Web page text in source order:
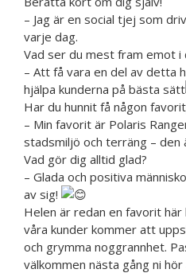
– Jag är en social tjej som
varje dag.
Vad ser du mest fram emot i
– Att få vara en del av detta
hjälpa kunderna på bästa sätt
Har du hunnit få någon
– Min favorit är Polaris
stadsmiljö och terräng – den
Vad gör dig alltid glad?
– Glada och positiva
av sig!
Helen är redan en favorit
våra kunder kommer att
och grymma noggrannhet.
välkommen nästa gång ni hör